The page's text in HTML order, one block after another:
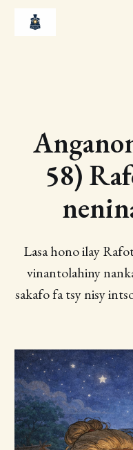
58)
Lasa hono ilay
vinantolahiny
sakafo fa tsy nisy